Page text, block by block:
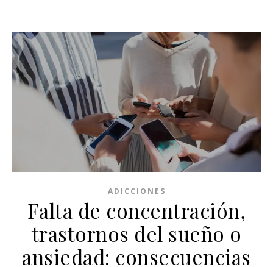
ADICCIONES
Falta de concentración,
trastornos del sueño o
ansiedad: consecuencias